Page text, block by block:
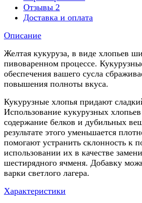
Отзывы 2
Доставка и оплата
Описание
Желтая кукуруза, в виде хлопьев
пивоваренном процессе.
обеспечения вашего сусла
повышения полноты вкуса.
Кукурузные хлопья придают
Использование кукурузных
содержание белков и дубильных
результате этого уменьшается
помогают устранить склонность к
использовании их в качестве
шестирядного ячменя. Добавку
варки светлого лагера.
Характеристики